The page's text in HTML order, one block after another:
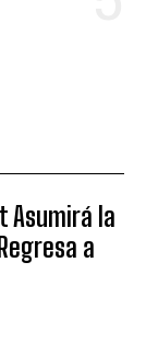
Asumirá la
a